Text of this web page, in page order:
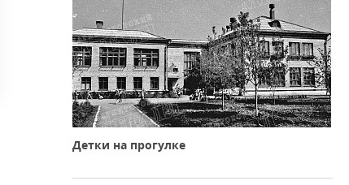
Детки на прогулке